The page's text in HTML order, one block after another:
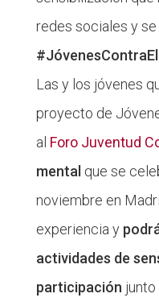
redes sociales y
Las y los jóvenes
proyecto de
al Foro Juventud
mentalque se
noviembre en
experiencia y
actividades de
participación